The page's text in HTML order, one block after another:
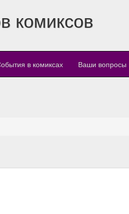
комиксов
в комиксах Ваши вопросы